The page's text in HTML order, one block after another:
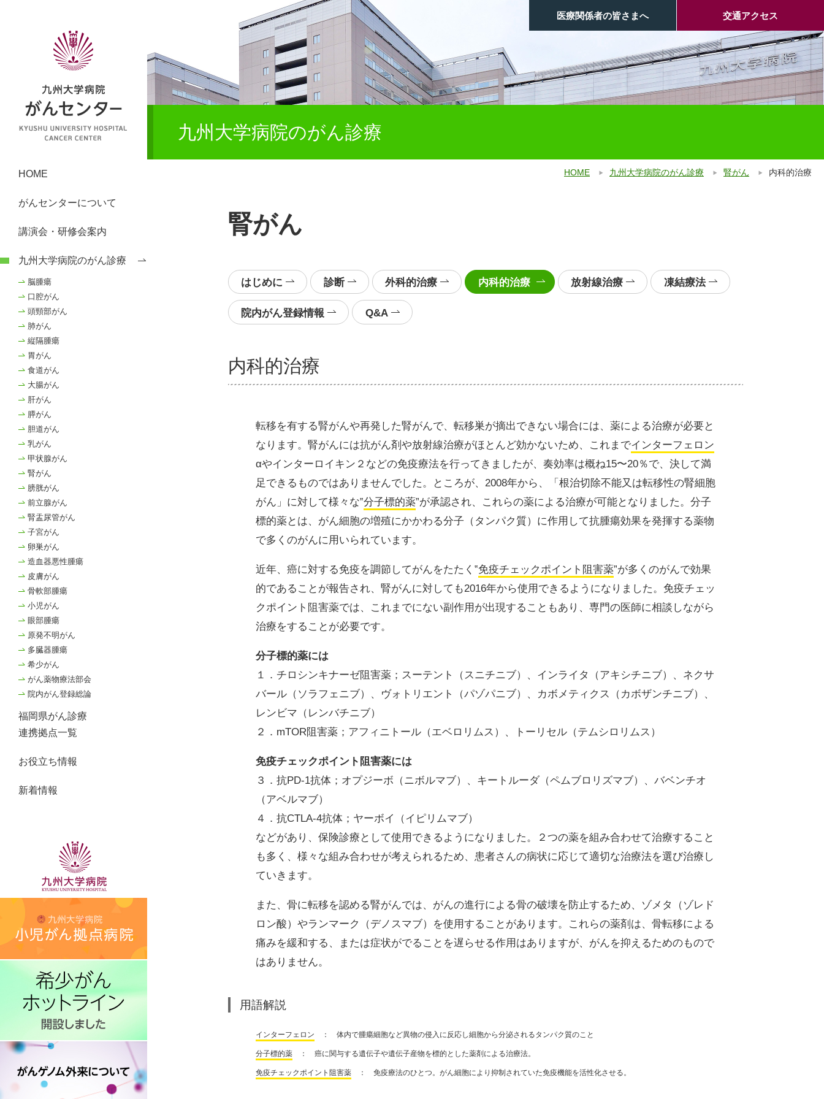
医療関係者の皆さまへ 交通アクセス
HOME
がんセンターについて
講演会・研修会案内
九州大学病院のがん診療
脳腫瘍
口腔がん
頭頸部がん
肺がん
縦隔腫瘍
胃がん
食道がん
大腸がん
肝がん
膵がん
胆道がん
乳がん
甲状腺がん
腎がん
膀胱がん
前立腺がん
腎盂尿管がん
子宮がん
卵巣がん
造血器悪性腫瘍
皮膚がん
骨軟部腫瘍
小児がん
眼部腫瘍
原発不明がん
多臓器腫瘍
希少がん
がん薬物療法部会
院内がん登録総論
福岡県がん診療
連携拠点一覧
お役立ち情報
新着情報
九州大学病院のがん診療
HOME 九州大学病院のがん診療 腎がん 内科的治療
腎がん
はじめに 診断 外科的治療 内科的治療 放射線治療 凍結療法
院内がん登録情報 Q&A
内科的治療
転移を有する腎がんや再発した腎がんで、転移巣が摘出できない場合には、薬による治療が必要と
なります。腎がんには抗がん剤や放射線治療がほとんど効かないため、これまでインターフェロン
αやインターロイキン２などの免疫療法を行ってきましたが、奏効率は概ね15〜20％で、決して満
足できるものではありませんでした。ところが、2008年から、「根治切除不能又は転移性の腎細胞
がん」に対して様々な‟分子標的薬”が承認され、これらの薬による治療が可能となりました。分子
標的薬とは、がん細胞の増殖にかかわる分子（タンパク質）に作用して抗腫瘍効果を発揮する薬物
で多くのがんに用いられています。
近年、癌に対する免疫を調節してがんをたたく‟免疫チェックポイント阻害薬”が多くのがんで効果
的であることが報告され、腎がんに対しても2016年から使用できるようになりました。免疫チェッ
クポイント阻害薬では、これまでにない副作用が出現することもあり、専門の医師に相談しながら
治療をすることが必要です。
分子標的薬には
１．チロシンキナーゼ阻害薬；スーテント（スニチニブ）、インライタ（アキシチニブ）、ネクサ
バール（ソラフェニブ）、ヴォトリエント（パゾパニブ）、カボメティクス（カボザンチニブ）、
レンビマ（レンバチニブ）
２．mTOR阻害薬；アフィニトール（エベロリムス）、トーリセル（テムシロリムス）
免疫チェックポイント阻害薬には
３．抗PD-1抗体；オプジーボ（ニボルマブ）、キートルーダ（ペムブロリズマブ）、バベンチオ
（アベルマブ）
４．抗CTLA-4抗体；ヤーボイ（イピリムマブ）
などがあり、保険診療として使用できるようになりました。２つの薬を組み合わせて治療すること
も多く、様々な組み合わせが考えられるため、患者さんの病状に応じて適切な治療法を選び治療し
ていきます。
また、骨に転移を認める腎がんでは、がんの進行による骨の破壊を防止するため、ゾメタ（ゾレド
ロン酸）やランマーク（デノスマブ）を使用することがあります。これらの薬剤は、骨転移による
痛みを緩和する、または症状がでることを遅らせる作用はありますが、がんを抑えるためのもので
はありません。
用語解説
インターフェロン ： 体内で腫瘍細胞など異物の侵入に反応し細胞から分泌されるタンパク質のこと
分子標的薬 ： 癌に関与する遺伝子や遺伝子産物を標的とした薬剤による治療法。
免疫チェックポイント阻害薬 ： 免疫療法のひとつ。がん細胞により抑制されていた免疫機能を活性化させる。